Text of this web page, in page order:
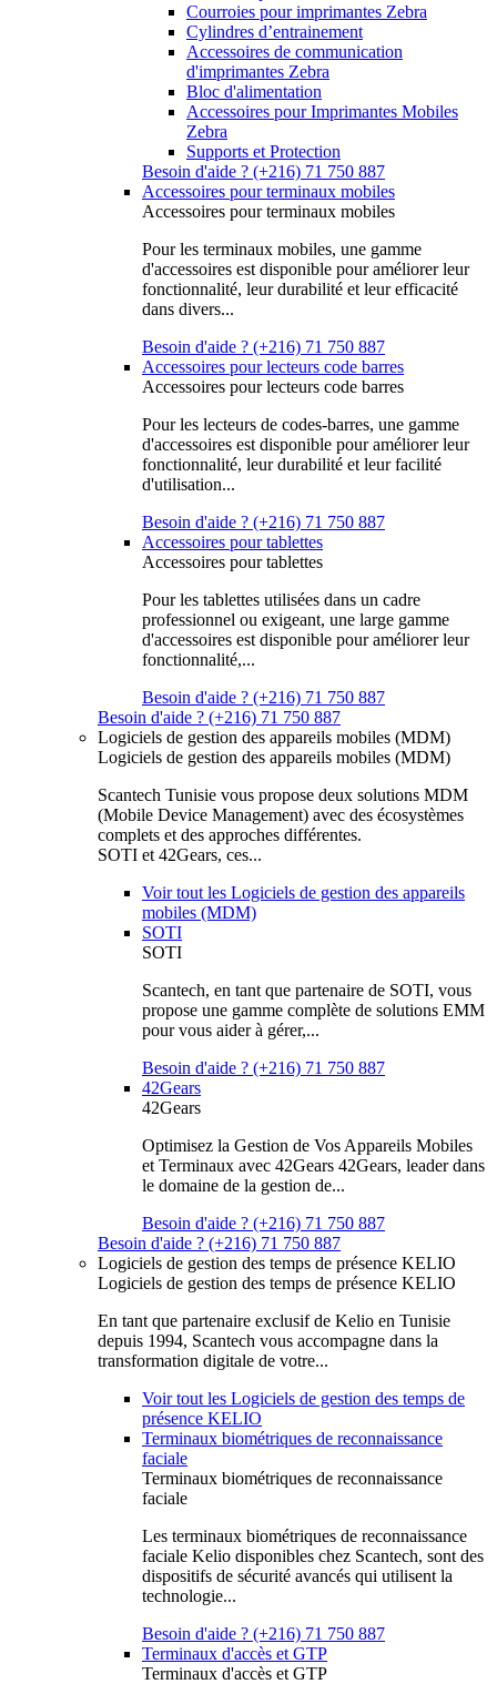
Courroies pour imprimantes Zebra
Cylindres d’entrainement
Accessoires de communication
d'imprimantes Zebra
Bloc d'alimentation
Accessoires pour Imprimantes Mobiles
Zebra
Supports et Protection
Besoin d'aide ? (+216) 71 750 887
Accessoires pour terminaux mobiles
Accessoires pour terminaux mobiles
Pour les terminaux mobiles, une gamme
d'accessoires est disponible pour améliorer leur
fonctionnalité, leur durabilité et leur efficacité
dans divers...
Besoin d'aide ? (+216) 71 750 887
Accessoires pour lecteurs code barres
Accessoires pour lecteurs code barres
Pour les lecteurs de codes-barres, une gamme
d'accessoires est disponible pour améliorer leur
fonctionnalité, leur durabilité et leur facilité
d'utilisation...
Besoin d'aide ? (+216) 71 750 887
Accessoires pour tablettes
Accessoires pour tablettes
Pour les tablettes utilisées dans un cadre
professionnel ou exigeant, une large gamme
d'accessoires est disponible pour améliorer leur
fonctionnalité,...
Besoin d'aide ? (+216) 71 750 887
Besoin d'aide ? (+216) 71 750 887
Logiciels de gestion des appareils mobiles (MDM)
Logiciels de gestion des appareils mobiles (MDM)
Scantech Tunisie vous propose deux solutions MDM
(Mobile Device Management) avec des écosystèmes
complets et des approches différentes.
SOTI et 42Gears, ces...
Voir tout les Logiciels de gestion des appareils
mobiles (MDM)
SOTI
SOTI
Scantech, en tant que partenaire de SOTI, vous
propose une gamme complète de solutions EMM
pour vous aider à gérer,...
Besoin d'aide ? (+216) 71 750 887
42Gears
42Gears
Optimisez la Gestion de Vos Appareils Mobiles
et Terminaux avec 42Gears 42Gears, leader dans
le domaine de la gestion de...
Besoin d'aide ? (+216) 71 750 887
Besoin d'aide ? (+216) 71 750 887
Logiciels de gestion des temps de présence KELIO
Logiciels de gestion des temps de présence KELIO
En tant que partenaire exclusif de Kelio en Tunisie
depuis 1994, Scantech vous accompagne dans la
transformation digitale de votre...
Voir tout les Logiciels de gestion des temps de
présence KELIO
Terminaux biométriques de reconnaissance
faciale
Terminaux biométriques de reconnaissance
faciale
Les terminaux biométriques de reconnaissance
faciale Kelio disponibles chez Scantech, sont des
dispositifs de sécurité avancés qui utilisent la
technologie...
Besoin d'aide ? (+216) 71 750 887
Terminaux d'accès et GTP
Terminaux d'accès et GTP